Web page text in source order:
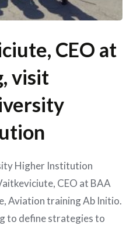
CEO at
visit
Higher Institution
CEO at BAA
Aviation training Ab Initio.
to define strategies to